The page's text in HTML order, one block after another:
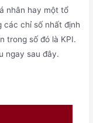
nhân hay một tổ
các chỉ số nhất định
trong số đó là KPI.
ngay sau đây.